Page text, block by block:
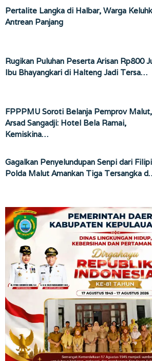
Pertalite Langka di Halbar, Warga
Antrean Panjang
Rugikan Puluhan Peserta Arisan Rp800
Ibu Bhayangkari di Halteng Jadi Tersa…
FPPPMU Soroti Belanja Pemprov Malut,
Arsad Sangadji: Hotel Bela Ramai,
Kemiskina…
Gagalkan Penyelundupan Senpi dari
Polda Malut Amankan Tiga Tersangka